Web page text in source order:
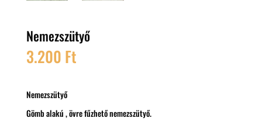
Nemezszütyő
3.200 Ft
Nemezszütyő
Gömb alakú , övre fűzhető nemezszütyő.